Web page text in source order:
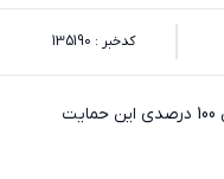
کدخبر : 135190
افت ارزش واقعی کالابرگ، سناریوی افزایش 100 درصدی این حمایت